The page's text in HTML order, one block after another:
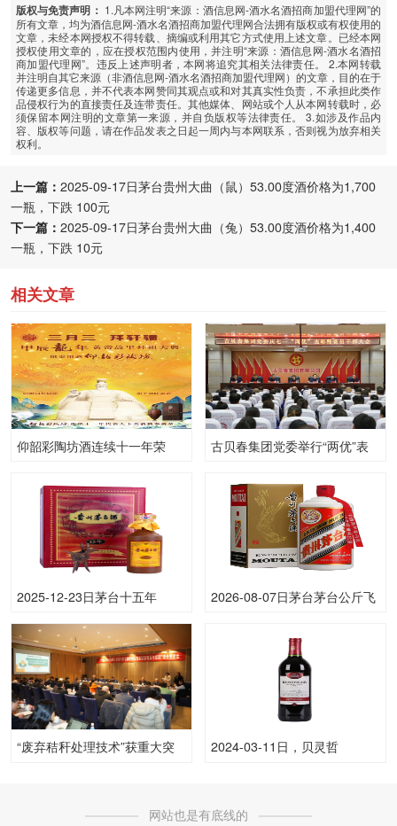
版权与免责声明： 1.凡本网注明“来源：酒信息网-酒水名酒招商加盟代理网”的
所有文章，均为酒信息网-酒水名酒招商加盟代理网合法拥有版权或有权使用的
文章，未经本网授权不得转载、摘编或利用其它方式使用上述文章。已经本网
授权使用文章的，应在授权范围内使用，并注明“来源：酒信息网-酒水名酒招
商加盟代理网”。违反上述声明者，本网将追究其相关法律责任。 2.本网转载
并注明自其它来源（非酒信息网-酒水名酒招商加盟代理网）的文章，目的在于
传递更多信息，并不代表本网赞同其观点或和对其真实性负责，不承担此类作
品侵权行为的直接责任及连带责任。其他媒体、网站或个人从本网转载时，必
须保留本网注明的文章第一来源，并自负版权等法律责任。 3.如涉及作品内
容、版权等问题，请在作品发表之日起一周内与本网联系，否则视为放弃相关
权利。
上一篇： 2025-09-17日茅台贵州大曲（鼠）53.00度酒价格为1,700
一瓶，下跌 100元
下一篇： 2025-09-17日茅台贵州大曲（兔）53.00度酒价格为1,400
一瓶，下跌 10元
相关文章
仰韶彩陶坊酒连续十一年荣
酒！
古贝春集团党委举行“两优”表
2025-12-23日茅台十五年
上涨 140元
2026-08-07日茅台茅台公斤飞
瓶，下跌 20元
“废弃秸秆处理技术”获重大突
2024-03-11日，贝灵哲
是多少呢？
网站也是有底线的